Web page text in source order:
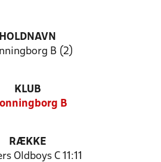
HOLDNAVN
B (2)
KLUB
B
RÆKKE
Oldboys C 11:11